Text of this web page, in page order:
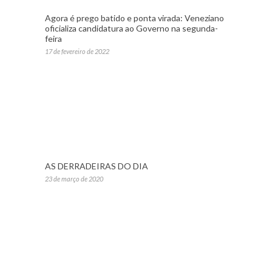
Agora é prego batido e ponta virada: Veneziano
oficializa candidatura ao Governo na segunda-
feira
17 de fevereiro de 2022
AS DERRADEIRAS DO DIA
23 de março de 2020